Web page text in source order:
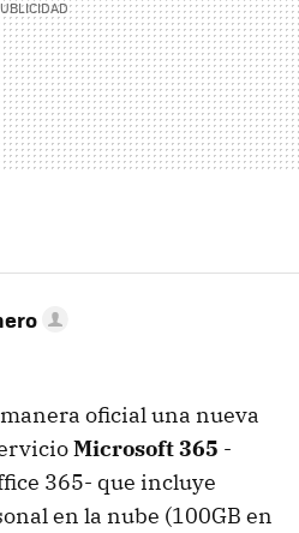
oficial una nueva
Microsoft 365 -
365- que incluye
en la nube (100GB en